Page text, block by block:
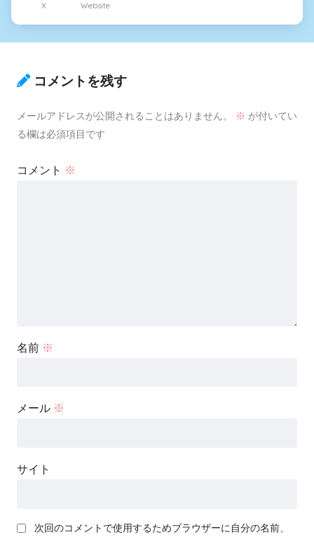
X Website
コメントを残す
メールアドレスが公開されることはありません。 ※ が付いてい
る欄は必須項目です
コメント ※
名前 ※
メール ※
サイト
次回のコメントで使用するためブラウザーに自分の名前、